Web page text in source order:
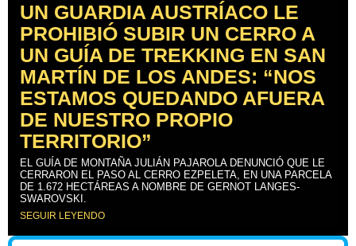
UN GUARDIA AUSTRÍACO LE
PROHIBIÓ SUBIR UN CERRO A
UN GUÍA DE TREKKING EN SAN
MARTÍN DE LOS ANDES: “NOS
ESTAMOS QUEDANDO AFUERA
DE NUESTRO PROPIO
TERRITORIO”
EL GUÍA DE MONTAÑA JULIÁN PAJAROLA DENUNCIÓ QUE LE
CERRARON EL PASO AL CERRO EZPELETA, EN UNA PARCELA
DE 1.672 HECTÁREAS A NOMBRE DE GERNOT LANGES-
SWAROVSKI.
SEGUIR LEYENDO